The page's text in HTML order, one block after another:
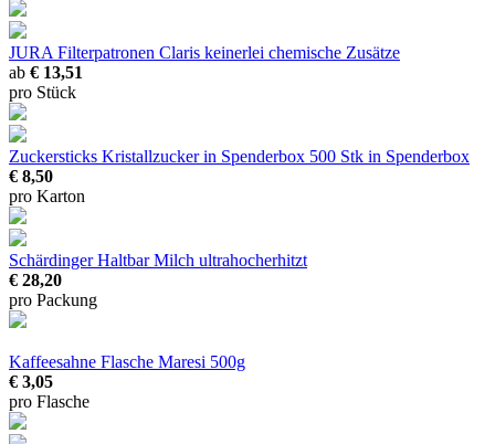
JURA Filterpatronen Claris keinerlei chemische Zusätze
ab € 13,51
pro Stück
Zuckersticks Kristallzucker in Spenderbox 500 Stk in Spenderbox
€ 8,50
pro Karton
Schärdinger Haltbar Milch ultrahocherhitzt
€ 28,20
pro Packung
Kaffeesahne Flasche Maresi 500g
€ 3,05
pro Flasche